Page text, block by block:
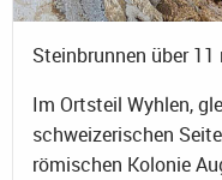
Steinbrunnen über
Im Ortsteil Wyhlen,
schweizerischen
römischen Kolonie